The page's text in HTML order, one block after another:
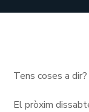
Tens coses a dir?
El pròxim